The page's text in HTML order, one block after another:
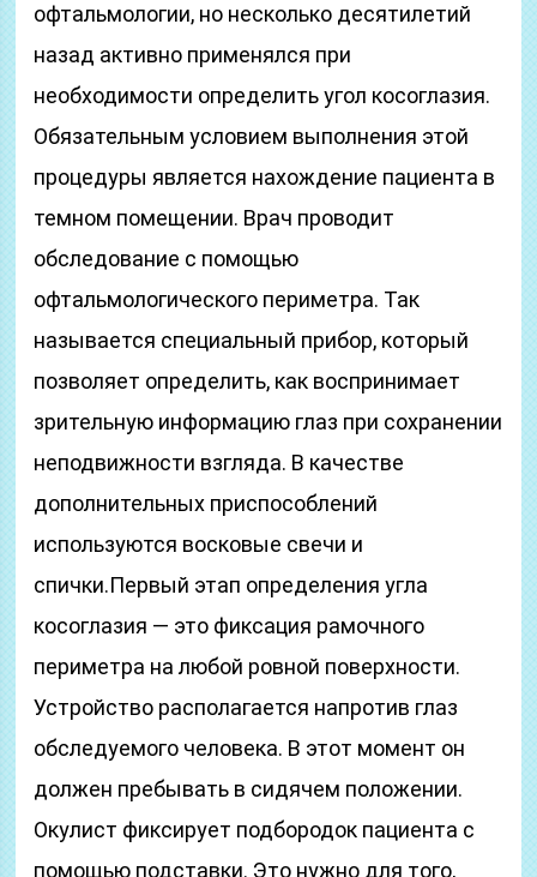
офтальмологии, но несколько десятилетий
назад активно применялся при
необходимости определить угол косоглазия.
Обязательным условием выполнения этой
процедуры является нахождение пациента в
темном помещении. Врач проводит
обследование с помощью
офтальмологического периметра. Так
называется специальный прибор, который
позволяет определить, как воспринимает
зрительную информацию глаз при сохранении
неподвижности взгляда. В качестве
дополнительных приспособлений
используются восковые свечи и
спички.Первый этап определения угла
косоглазия — это фиксация рамочного
периметра на любой ровной поверхности.
Устройство располагается напротив глаз
обследуемого человека. В этот момент он
должен пребывать в сидячем положении.
Окулист фиксирует подбородок пациента с
помощью подставки. Это нужно для того,